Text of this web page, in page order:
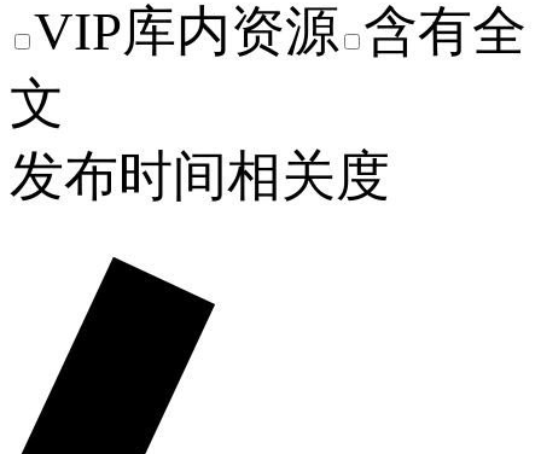
VIP库内资源 含有全
文
发布时间相关度